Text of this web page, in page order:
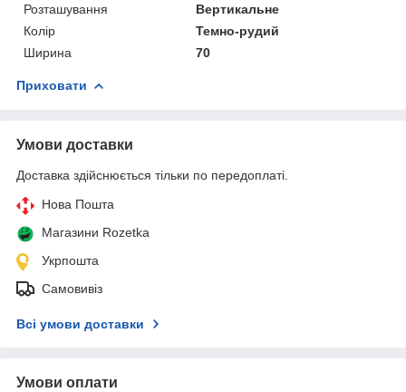
Розташування
Вертикальне
Колір
Темно-рудий
Ширина
70
Приховати
Умови доставки
Доставка здійснюється тільки по передоплаті.
Нова Пошта
Магазини Rozetka
Укрпошта
Самовивіз
Всі умови доставки
Умови оплати